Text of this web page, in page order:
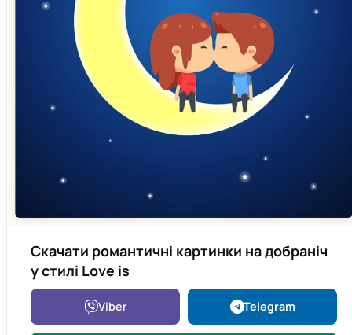
Скачати романтичні картинки на добраніч
у стилі Love is
Viber Telegram